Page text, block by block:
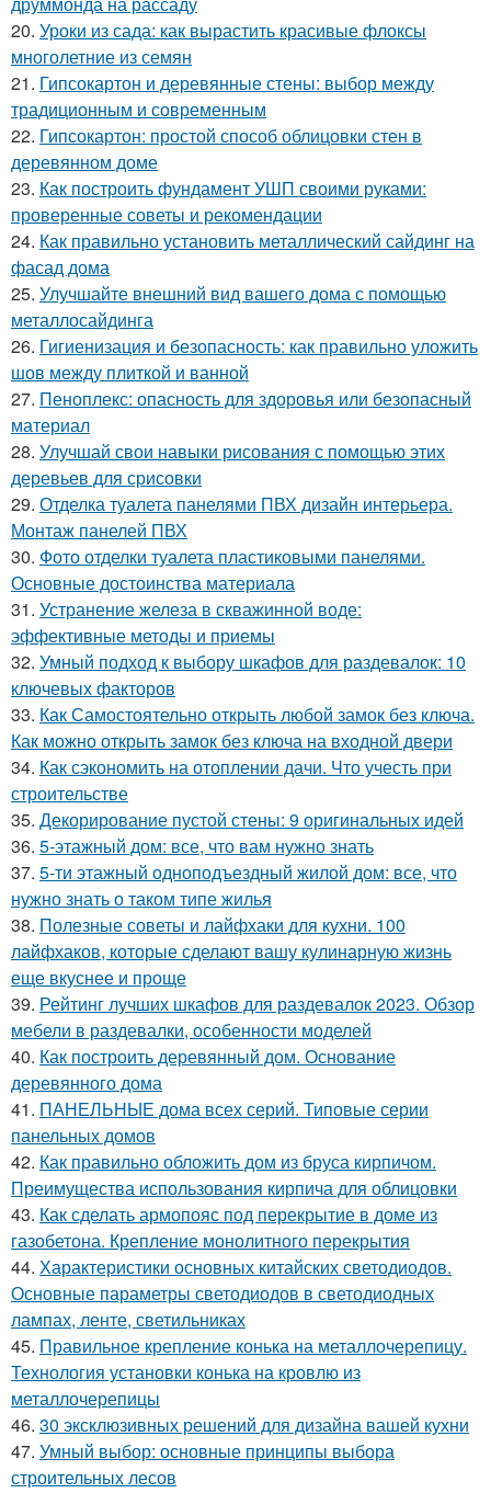
20. Уроки из сада: как вырастить красивые флоксы
многолетние из семян
21. Гипсокартон и деревянные стены: выбор между
традиционным и современным
22. Гипсокартон: простой способ облицовки стен в
деревянном доме
23. Как построить фундамент УШП своими руками:
проверенные советы и рекомендации
24. Как правильно установить металлический сайдинг на
фасад дома
25. Улучшайте внешний вид вашего дома с помощью
металлосайдинга
26. Гигиенизация и безопасность: как правильно уложить
шов между плиткой и ванной
27. Пеноплекс: опасность для здоровья или безопасный
материал
28. Улучшай свои навыки рисования с помощью этих
деревьев для срисовки
29. Отделка туалета панелями ПВХ дизайн интерьера.
Монтаж панелей ПВХ
30. Фото отделки туалета пластиковыми панелями.
Основные достоинства материала
31. Устранение железа в скважинной воде:
эффективные методы и приемы
32. Умный подход к выбору шкафов для раздевалок: 10
ключевых факторов
33. Как Самостоятельно открыть любой замок без ключа.
Как можно открыть замок без ключа на входной двери
34. Как сэкономить на отоплении дачи. Что учесть при
строительстве
35. Декорирование пустой стены: 9 оригинальных идей
36. 5-этажный дом: все, что вам нужно знать
37. 5-ти этажный одноподъездный жилой дом: все, что
нужно знать о таком типе жилья
38. Полезные советы и лайфхаки для кухни. 100
лайфхаков, которые сделают вашу кулинарную жизнь
еще вкуснее и проще
39. Рейтинг лучших шкафов для раздевалок 2023. Обзор
мебели в раздевалки, особенности моделей
40. Как построить деревянный дом. Основание
деревянного дома
41. ПАНЕЛЬНЫЕ дома всех серий. Типовые серии
панельных домов
42. Как правильно обложить дом из бруса кирпичом.
Преимущества использования кирпича для облицовки
43. Как сделать армопояс под перекрытие в доме из
газобетона. Крепление монолитного перекрытия
44. Характеристики основных китайских светодиодов.
Основные параметры светодиодов в светодиодных
лампах, ленте, светильниках
45. Правильное крепление конька на металлочерепицу.
Технология установки конька на кровлю из
металлочерепицы
46. 30 эксклюзивных решений для дизайна вашей кухни
47. Умный выбор: основные принципы выбора
строительных лесов